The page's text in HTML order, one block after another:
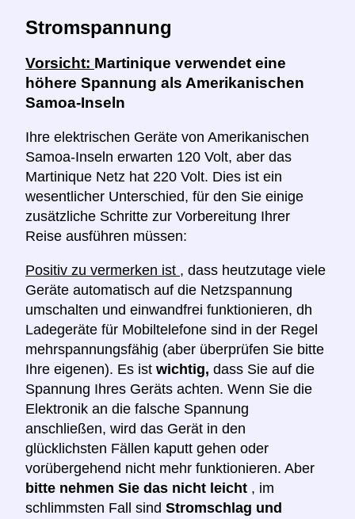
Stromspannung
Vorsicht: Martinique verwendet eine
höhere Spannung als Amerikanischen
Samoa-Inseln
Ihre elektrischen Geräte von Amerikanischen
Samoa-Inseln erwarten 120 Volt, aber das
Martinique Netz hat 220 Volt. Dies ist ein
wesentlicher Unterschied, für den Sie einige
zusätzliche Schritte zur Vorbereitung Ihrer
Reise ausführen müssen:
Positiv zu vermerken ist , dass heutzutage viele
Geräte automatisch auf die Netzspannung
umschalten und einwandfrei funktionieren, dh
Ladegeräte für Mobiltelefone sind in der Regel
mehrspannungsfähig (aber überprüfen Sie bitte
Ihre eigenen). Es ist wichtig, dass Sie auf die
Spannung Ihres Geräts achten. Wenn Sie die
Elektronik an die falsche Spannung
anschließen, wird das Gerät in den
glücklichsten Fällen kaputt gehen oder
vorübergehend nicht mehr funktionieren. Aber
bitte nehmen Sie das nicht leicht , im
schlimmsten Fall sind Stromschlag und